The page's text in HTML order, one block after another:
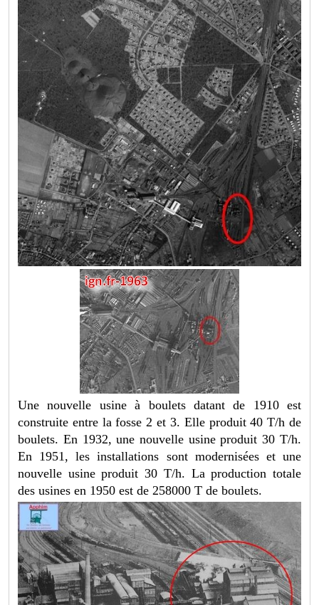
Une nouvelle usine à boulets datant de 1910 est
construite entre la fosse 2 et 3. Elle produit 40 T/h de
boulets. En 1932, une nouvelle usine produit 30 T/h.
En 1951, les installations sont modernisées et une
nouvelle usine produit 30 T/h. La production totale
des usines en 1950 est de 258000 T de boulets.